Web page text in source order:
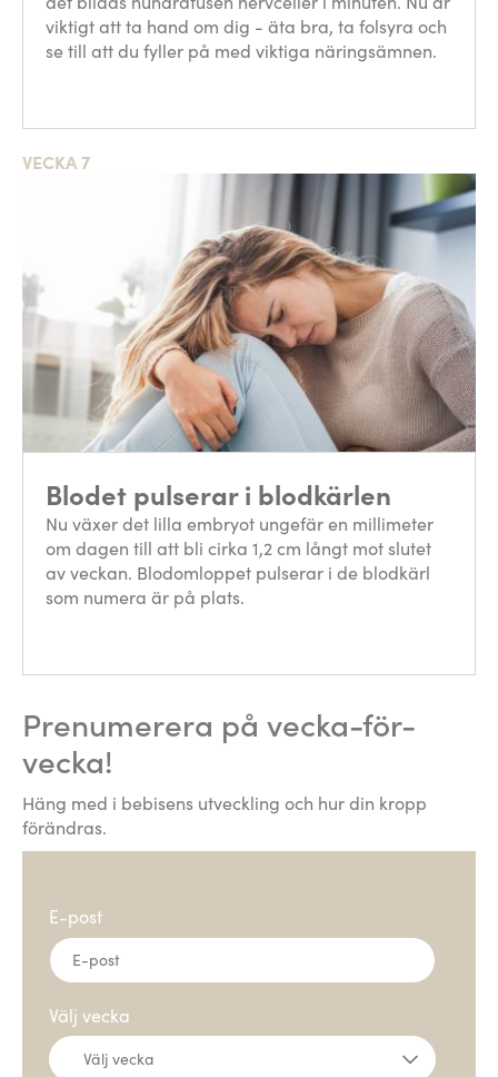
viktigt att ta hand om dig - äta bra, ta folsyra och
se till att du fyller på med viktiga näringsämnen.
VECKA 7
Blodet pulserar i blodkärlen
Nu växer det lilla embryot ungefär en millimeter
om dagen till att bli cirka 1,2 cm långt mot slutet
av veckan. Blodomloppet pulserar i de blodkärl
som numera är på plats.
Prenumerera på vecka-för-
vecka!
Häng med i bebisens utveckling och hur din kropp
förändras.
E-post
Välj vecka